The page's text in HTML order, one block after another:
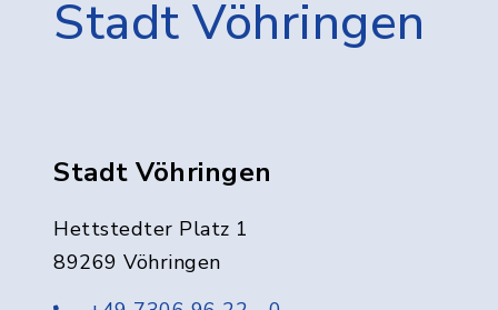
Stadt Vöhringen
Stadt Vöhringen
Hettstedter Platz 1
89269 Vöhringen